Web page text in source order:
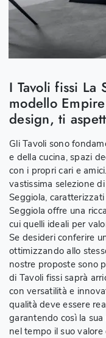
I Tavoli fissi La
modello
design, ti
Gli Tavoli sono
e della cucina, spazi
con i propri cari e
vastissima selezione
Seggiola,
Seggiola offre una
cui quelli ideali per
Se desideri conferire
ottimizzando allo
nostre proposte sono
di Tavoli fissi saprà
con versatilità e
qualità deve essere
garantendo così la
nel tempo il suo